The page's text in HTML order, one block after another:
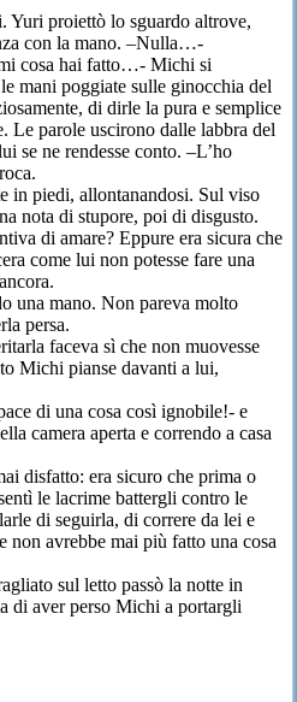
. Yuri proiettò lo sguardo altrove,
con la mano. –Nulla…-
cosa hai fatto…- Michi si
mani poggiate sulle ginocchia del
di dirle la pura e semplice
Le parole uscirono dalle labbra del
se ne rendesse conto. –L’ho
in piedi, allontanandosi. Sul viso
nota di stupore, poi di disgusto.
di amare? Eppure era sicura che
come lui non potesse fare una
una mano. Non pareva molto
persa.
faceva sì che non muovesse
Michi pianse davanti a lui,
di una cosa così ignobile!- e
camera aperta e correndo a casa
disfatto: era sicuro che prima o
le lacrime battergli contro le
di seguirla, di correre da lei e
non avrebbe mai più fatto una cosa
sul letto passò la notte in
di aver perso Michi a portargli